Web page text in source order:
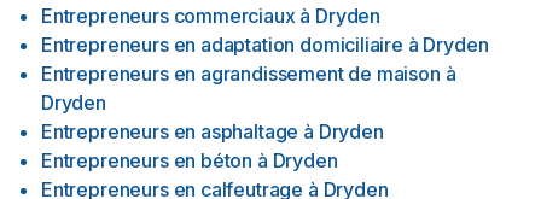
Entrepreneurs commerciaux à Dryden
Entrepreneurs en adaptation domiciliaire à Dryden
Entrepreneurs en agrandissement de maison à
Dryden
Entrepreneurs en asphaltage à Dryden
Entrepreneurs en béton à Dryden
Entrepreneurs en calfeutrage à Dryden